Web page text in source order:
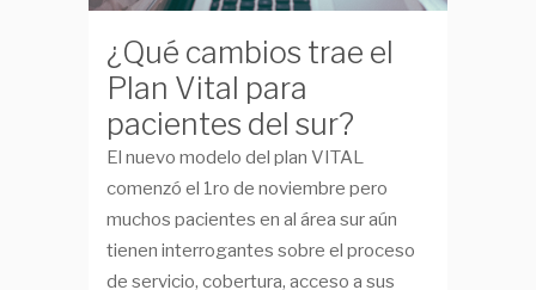
¿Qué cambios trae el
Plan Vital para
pacientes del sur?
El nuevo modelo del plan VITAL
comenzó el 1ro de noviembre pero
muchos pacientes en al área sur aún
tienen interrogantes sobre el proceso
de servicio, cobertura, acceso a sus